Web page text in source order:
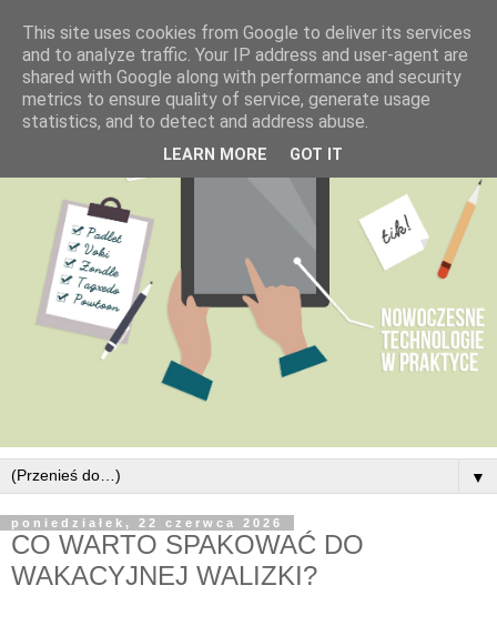
▼
poniedziałek, 22 czerwca 2026
CO WARTO SPAKOWAĆ DO
WAKACYJNEJ WALIZKI?
This site uses cookies from Google to deliver its services
and to analyze traffic. Your IP address and user-agent are
shared with Google along with performance and security
metrics to ensure quality of service, generate usage
statistics, and to detect and address abuse.
LEARN MORE GOT IT